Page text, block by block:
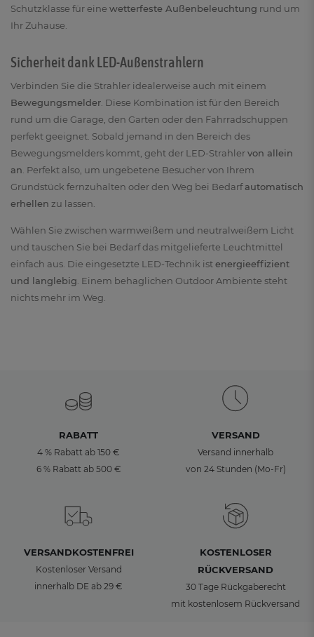
Schutzklasse für eine wetterfeste Außenbeleuchtung rund um
Ihr Zuhause.
Sicherheit dank LED-Außenstrahlern
Verbinden Sie die Strahler idealerweise auch mit einem
Bewegungsmelder . Diese Kombination ist für den Bereich
rund um die Garage, den Garten oder den Fahrradschuppen
perfekt geeignet. Sobald jemand in den Bereich des
Bewegungsmelders kommt, geht der LED-Strahlervon allein
an . Perfekt also, um ungebetene Besucher von Ihrem
Grundstück fernzuhalten oder den Weg bei Bedarfautomatisch
erhellen zu lassen.
Wählen Sie zwischen warmweißem und neutralweißem Licht
und tauschen Sie bei Bedarf das mitgelieferte Leuchtmittel
einfach aus. Die eingesetzte LED-Technik istenergieeffizient
und langlebig . Einem behaglichen Outdoor Ambiente steht
nichts mehr im Weg.
RABATT
4 % Rabatt ab 150 €
6 % Rabatt ab 500 €
VERSAND
Versand innerhalb
von 24 Stunden (Mo-Fr)
VERSANDKOSTENFREI
Kostenloser Versand
innerhalb DE ab 29 €
KOSTENLOSER
RÜCKVERSAND
30 Tage Rückgaberecht
mit kostenlosem Rückversand